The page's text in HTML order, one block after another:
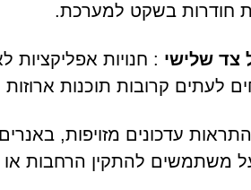
חודרות בשקט למערכת.
צד שלישי : חנויות
לעתים קרובות תוכנות
עדכונים מזויפות,
משתמשים להתקין הרחבות או